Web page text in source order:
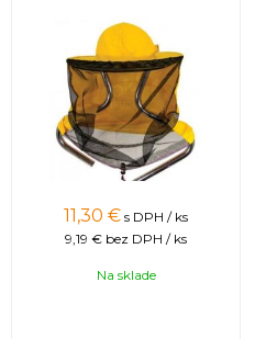
11,30 € s DPH / ks
9,19 € bez DPH / ks
Na sklade